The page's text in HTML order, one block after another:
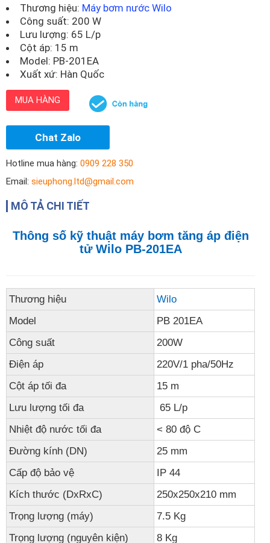
Thương hiệu: Máy bơm nước Wilo
Công suất: 200 W
Lưu lượng: 65 L/p
Cột áp: 15 m
Model: PB-201EA
Xuất xứ: Hàn Quốc
MUA HÀNG
Chat Zalo
Hotline mua hàng: 0909 228 350
Email: sieuphong.ltd@gmail.com
MÔ TẢ CHI TIẾT
Thông số kỹ thuật máy bơm tăng áp điện
tử Wilo PB-201EA
Thương hiệu
Wilo
Model
PB 201EA
Công suất
200W
Điện áp
220V/1 pha/50Hz
Cột áp tối đa
15 m
Lưu lượng tối đa
65 L/p
Nhiệt độ nước tối đa
< 80 độ C
Đường kính (DN)
25 mm
Cấp độ bảo vệ
IP 44
Kích thước (DxRxC)
250x250x210 mm
Trọng lượng (máy)
7.5 Kg
Trọng lượng (nguyên kiện)
8 Kg